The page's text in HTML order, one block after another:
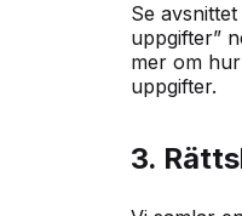
Se
uppgifter”
mer om
uppgifter.
3.